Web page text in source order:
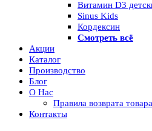
Витамин D3
Sinus Kids
Кордексин
Смотреть всё
Акции
Каталог
Производство
Блог
О Нас
Правила возврата товара
Контакты